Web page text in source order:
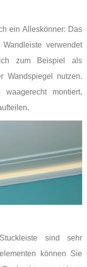
ein Alleskönner: Das
verwendet
zum Beispiel als
Wandspiegel nutzen.
montiert,
sind sehr
können Sie